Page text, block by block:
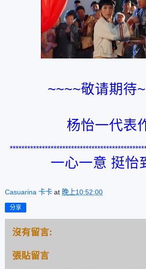
~~~~敬请期待
杨怡一代表
一心一意 挺怡
Casuarina 卡卡 at 晚上10:52:00
分享
沒有留言:
張貼留言